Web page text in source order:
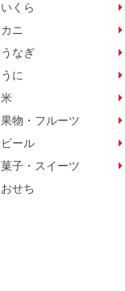
いくら
カニ
うなぎ
うに
米
果物・フルーツ
ビール
菓子・スイーツ
おせち